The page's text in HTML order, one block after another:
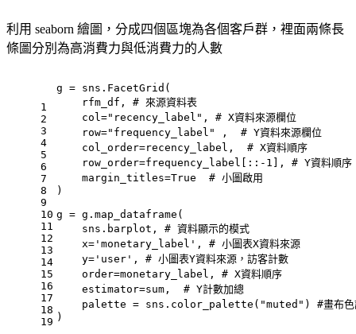
利用 seaborn 繪圖，分成四個區塊為各個客戶群，裡面兩條長
條圖分別為高消費力與低消費力的人數
1
2
3
4
5
6
7
8
9
10
11
12
13
14
15
16
17
18
19
g = sns.FacetGrid(
    rfm_df,
# 來源資料表
    col=
"recency_label" , # X資料來源欄位
    row=
"frequency_label" , # Y資料來源欄位
    col_order=recency_label,
# X資料順序
    row_order=frequency_label[::-
1 ], # Y資料順序
    margin_titles=
True
# 小圖啟用
)
g = g.map_dataframe(
    sns.barplot,
# 資料顯示的模式
    x=
'monetary_label' , # 小圖表X資料來源
    y=
'user' , # 小圖表Y資料來源，訪客計數
    order=monetary_label,
# X資料順序
    estimator=
sum , # Y計數加總
    palette = sns.color_palette(
"muted" ) #畫布
)